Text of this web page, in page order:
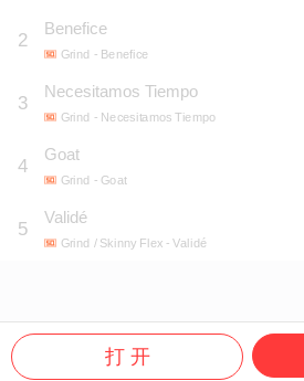
2
Benefice
Grind - Benefice
3
Necesitamos Tiempo
Grind - Necesitamos Tiempo
4
Goat
Grind - Goat
5
Validé
Grind / Skinny Flex - Validé
打 开